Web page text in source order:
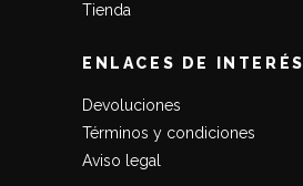
Tienda
ENLACES DE INTERÉS
Devoluciones
Términos y condiciones
Aviso legal